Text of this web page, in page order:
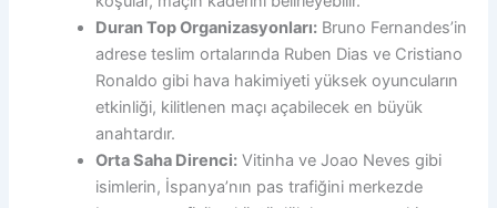
Duran Top Organizasyonları: Bruno Fernandes’in
adrese teslim ortalarında Ruben Dias ve Cristiano
Ronaldo gibi hava hakimiyeti yüksek oyuncuların
etkinliği, kilitlenen maçı açabilecek en büyük
anahtardır.
Orta Saha Direnci: Vitinha ve Joao Neves gibi
isimlerin, İspanya’nın pas trafiğini merkezde